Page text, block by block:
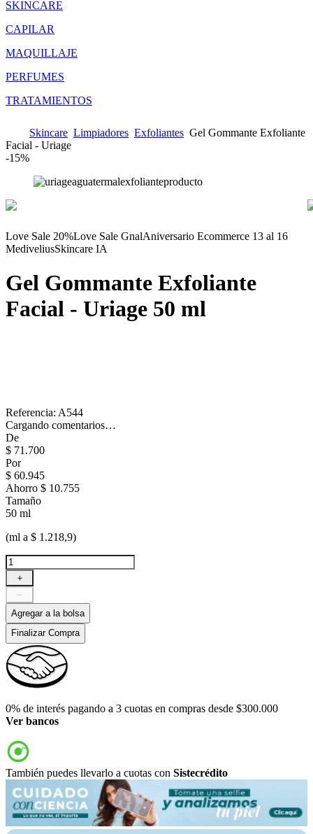
SKINCARE
CAPILAR
MAQUILLAJE
PERFUMES
TRATAMIENTOS
Skincare Limpiadores Exfoliantes Gel Gommante Exfoliante
Facial - Uriage
-15%
Love Sale 20%Love Sale GnalAniversario Ecommerce 13 al 16
MediveliusSkincare IA
Gel Gommante Exfoliante
Facial - Uriage 50 ml
Referencia: A544
Cargando comentarios…
De
$ 71.700
Por
$ 60.945
Ahorro $ 10.755
Tamaño
50 ml
(ml a $ 1.218,9)
＋
－
Agregar a la bolsa
Finalizar Compra
0% de interés pagando a 3 cuotas en compras desde $300.000
Ver bancos
También puedes llevarlo a cuotas con Sistecrédito